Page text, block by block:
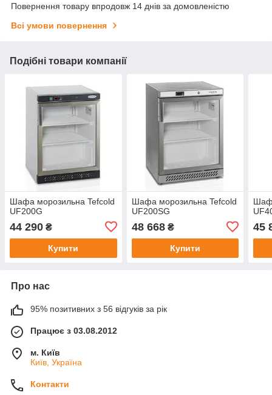
Повернення товару впродовж 14 днів за домовленістю
Всі умови повернення
Подібні товари компанії
Шафа морозильна Tefcold
UF200G
44 290 ₴
Купити
Шафа морозильна Tefcold
UF200SG
48 668₴
Купити
45
Про нас
95% позитивних з 56 відгуків за рік
Працює з 03.08.2012
м. Київ
Київ, Україна
Контакти